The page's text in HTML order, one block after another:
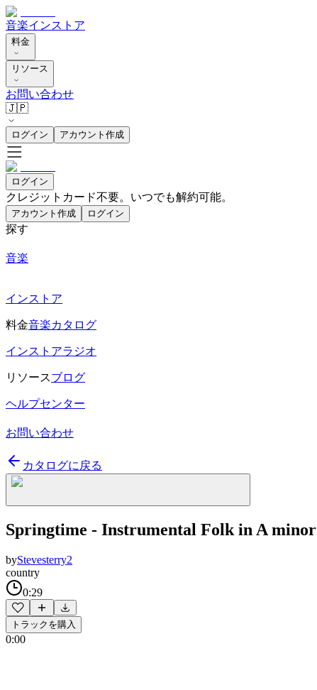
音楽インストア
料金
リソース
お問い合わせ
🇯🇵
ログイン アカウント作成
ログイン
クレジットカード不要。いつでも解約可能。
アカウント作成 ログイン
探す
音楽
インストア
料金音楽カタログ
インストアラジオ
リソースブログ
ヘルプセンター
お問い合わせ
カタログに戻る
Springtime - Instrumental Folk in A minor
byStevesterry2
country
0:29
トラックを購入
0:00